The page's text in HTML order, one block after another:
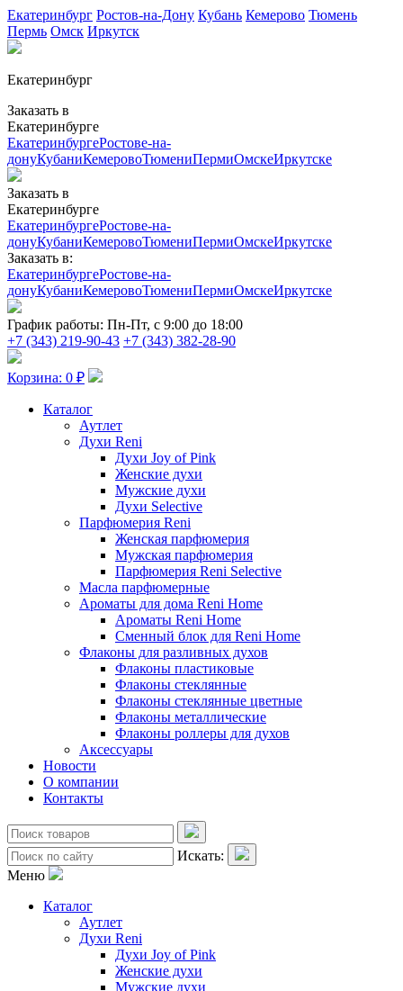
Екатеринбург Ростов-на-Дону Кубань Кемерово Тюмень
Пермь Омск Иркутск
Екатеринбург
Заказать в
Екатеринбурге
ЕкатеринбургеРостове-на-
донуКубаниКемеровоТюмениПермиОмскеИркутске
Заказать в
Екатеринбурге
ЕкатеринбургеРостове-на-
донуКубаниКемеровоТюмениПермиОмскеИркутске
Заказать в:
ЕкатеринбургеРостове-на-
донуКубаниКемеровоТюмениПермиОмскеИркутске
График работы: Пн-Пт, с 9:00 до 18:00
+7 (343) 219-90-43 +7 (343) 382-28-90
Корзина: 0 ₽
Каталог
Аутлет
Духи Reni
Духи Joy of Pink
Женские духи
Мужские духи
Духи Selective
Парфюмерия Reni
Женская парфюмерия
Мужская парфюмерия
Парфюмерия Reni Selective
Масла парфюмерные
Ароматы для дома Reni Home
Ароматы Reni Home
Сменный блок для Reni Home
Флаконы для разливных духов
Флаконы пластиковые
Флаконы стеклянные
Флаконы стеклянные цветные
Флаконы металлические
Флаконы роллеры для духов
Аксессуары
Новости
О компании
Контакты
Искать:
Меню
Каталог
Аутлет
Духи Reni
Духи Joy of Pink
Женские духи
Мужские духи